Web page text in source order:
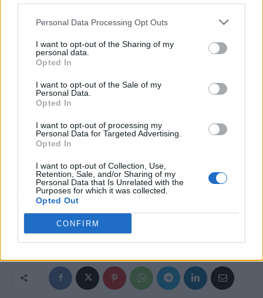
Personal Data Processing Opt Outs
I want to opt-out of the Sharing of my
personal data.
Opted In
I want to opt-out of the Sale of my
Personal Data.
Opted In
I want to opt-out of processing my
Personal Data for Targeted Advertising.
Opted In
I want to opt-out of Collection, Use,
Retention, Sale, and/or Sharing of my
Personal Data that Is Unrelated with the
Purposes for which it was collected.
Opted Out
CONFIRM
🎬 Corte final: lo que debes saber
Te lo resumo:Los Goya 2027 regulan el uso de IA, prohíben
El personaje clave:La Academia de Cine, que impone un
control creativo humano real sobre las obras.
Fechas a tener en cuenta:Votaciones del 30 de noviembre al
10 de diciembre de 2026 y del 13 al 22 de enero de 2027.
Artículo anterior
Kase.O regresa con
'Camisa de fuerza', su
años
Artículo siguiente
Los cambios en el